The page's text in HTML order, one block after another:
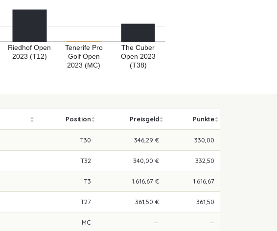
Riedhof Open
2023 (T12)
Tenerife Pro
Golf Open
2023 (MC)
The Cuber
Open 2023
(T38)
Position Preisgeld Punkte
T30 346,29 € 330,00
T32 340,00 € 332,50
T3 1.616,67 € 1.616,67
T27 361,50 € 361,50
MC — —